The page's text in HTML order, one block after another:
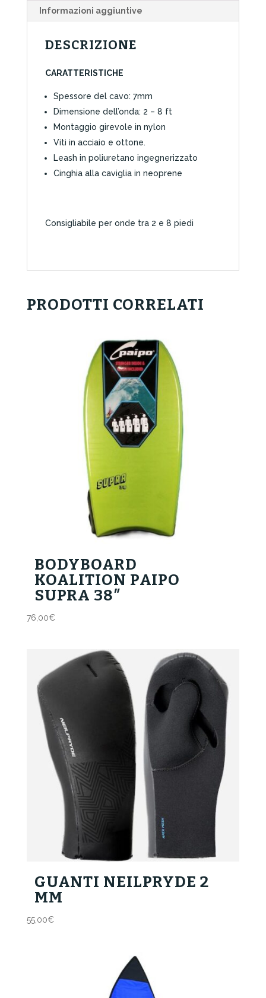
Informazioni aggiuntive
DESCRIZIONE
CARATTERISTICHE
Spessore del cavo: 7mm
Dimensione dell’onda: 2 – 8 ft
Montaggio girevole in nylon
Viti in acciaio e ottone.
Leash in poliuretano ingegnerizzato
Cinghia alla caviglia in neoprene
Consigliabile per onde tra 2 e 8 piedi
PRODOTTI CORRELATI
BODYBOARD
KOALITION PAIPO
SUPRA 38″
76,00€
GUANTI NEILPRYDE 2
MM
55,00€